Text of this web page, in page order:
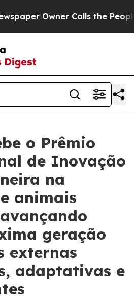
Owner Calls the People
o Prêmio
de Inovação
na
animais
geração
externas
adaptativas e